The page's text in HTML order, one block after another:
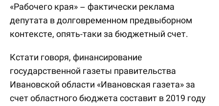
«Рабочего края» – фактически реклама
депутата в долговременном предвыборном
контексте, опять-таки за бюджетный счет.
Кстати говоря, финансирование
государственной газеты правительства
Ивановской области «Ивановская газета» за
счет областного бюджета составит в 2019 году